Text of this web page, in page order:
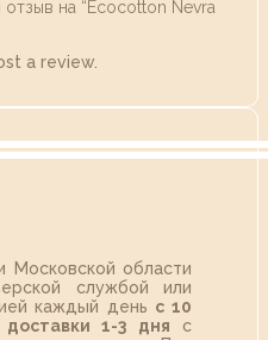
на “Ecocotton Nevra
a review.
Московской области
службой или
каждый день с 10
доставки 1-3 дня с